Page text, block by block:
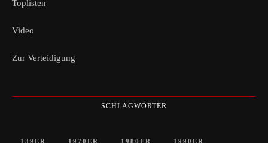
Toplisten
Video
Zur Verteidigung
SCHLAGWÖRTER
139ER 1970ER 1980ER 1990ER